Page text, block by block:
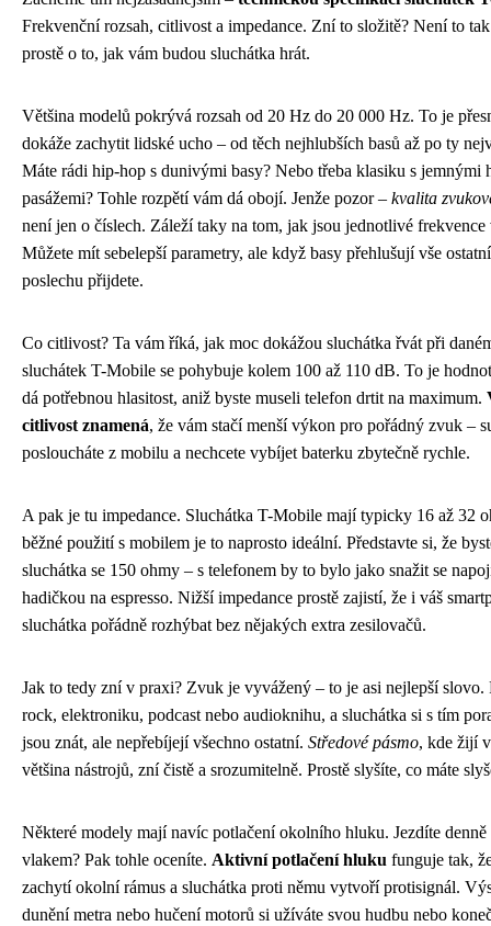
Frekvenční rozsah, citlivost a impedance. Zní to složitě? Není to
prostě o to, jak vám budou sluchátka hrát.
Většina modelů pokrývá rozsah od 20 Hz do 20 000 Hz. To je
dokáže zachytit lidské ucho – od těch nejhlubších basů až po ty
Máte rádi hip-hop s dunivými basy? Nebo třeba klasiku s jemnými
pasážemi? Tohle rozpětí vám dá obojí. Jenže pozor – kvalita
není jen o číslech. Záleží taky na tom, jak jsou jednotlivé frekvence
Můžete mít sebelepší parametry, ale když basy přehlušují vše
poslechu přijdete.
Co citlivost? Ta vám říká, jak moc dokážou sluchátka řvát při
sluchátek T-Mobile se pohybuje kolem 100 až 110 dB. To je
dá potřebnou hlasitost, aniž byste museli telefon drtit na maximum.
citlivost znamená, že vám stačí menší výkon pro pořádný zvuk –
posloucháte z mobilu a nechcete vybíjet baterku zbytečně rychle.
A pak je tu impedance. Sluchátka T-Mobile mají typicky 16 až 32
běžné použití s mobilem je to naprosto ideální. Představte si, že
sluchátka se 150 ohmy – s telefonem by to bylo jako snažit se
hadičkou na espresso. Nižší impedance prostě zajistí, že i váš
sluchátka pořádně rozhýbat bez nějakých extra zesilovačů.
Jak to tedy zní v praxi? Zvuk je vyvážený – to je asi nejlepší slovo.
rock, elektroniku, podcast nebo audioknihu, a sluchátka si s tím
jsou znát, ale nepřebíjejí všechno ostatní. Středové pásmo, kde žijí
většina nástrojů, zní čistě a srozumitelně. Prostě slyšíte, co máte
Některé modely mají navíc potlačení okolního hluku. Jezdíte denně
vlakem? Pak tohle oceníte. Aktivní potlačení hluku funguje tak,
zachytí okolní rámus a sluchátka proti němu vytvoří protisignál.
dunění metra nebo hučení motorů si užíváte svou hudbu nebo